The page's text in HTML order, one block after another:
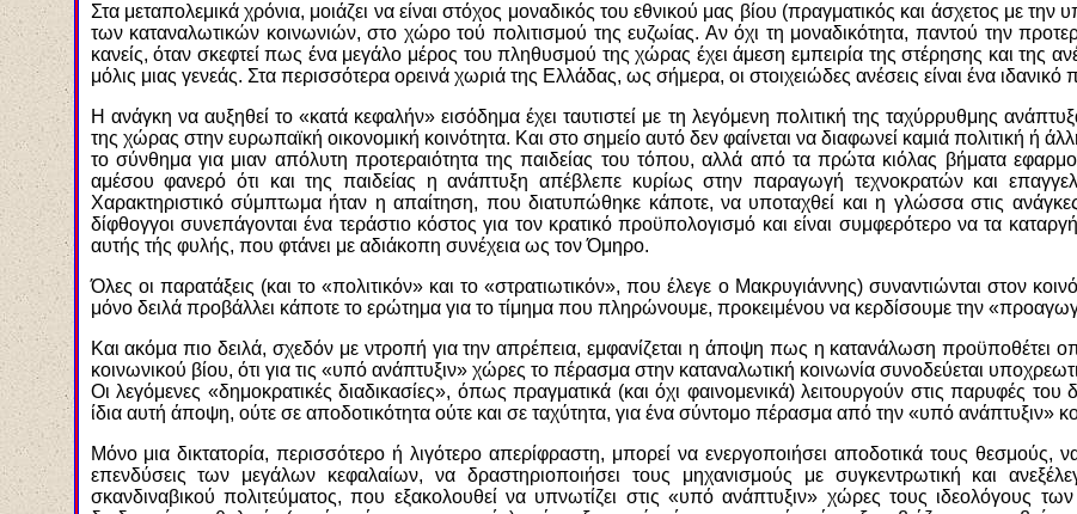
Στα μεταπολεμικά χρόνια, μοιάζει να είναι στόχος μοναδικός του εθνικού μας βίου (πραγματικός και άσχετος με
των καταναλωτικών κοινωνιών, στο χώρο τού πολιτισμού της ευζωίας. Αν όχι τη μοναδικότητα, παντού την
κανείς, όταν σκεφτεί πως ένα μεγάλο μέρος του πληθυσμού της χώρας έχει άμεση εμπειρία της στέρησης και της
μόλις μιας γενεάς. Στα περισσότερα ορεινά χωριά της Ελλάδας, ως σήμερα, οι στοιχειώδες ανέσεις είναι ένα ιδανικό
Η ανάγκη να αυξηθεί το «κατά κεφαλήν» εισόδημα έχει ταυτιστεί με τη λεγόμενη πολιτική της ταχύρρυθμης
της χώρας στην ευρωπαϊκή οικονομική κοινότητα. Και στο σημείο αυτό δεν φαίνεται να διαφωνεί καμιά πολιτική ή
το σύνθημα για μιαν απόλυτη προτεραιότητα της παιδείας του τόπου, αλλά από τα πρώτα κιόλας βήματα
αμέσου φανερό ότι και της παιδείας η ανάπτυξη απέβλεπε κυρίως στην παραγωγή τεχνοκρατών και
Χαρακτηριστικό σύμπτωμα ήταν η απαίτηση, που διατυπώθηκε κάποτε, να υποταχθεί και η γλώσσα στις
δίφθογγοι συνεπάγονται ένα τεράστιο κόστος για τον κρατικό προϋπολογισμό και είναι συμφερότερο να τα
αυτής τής φυλής, που φτάνει με αδιάκοπη συνέχεια ως τον Όμηρο.
Όλες οι παρατάξεις (και το «πολιτικόν» και το «στρατιωτικόν», που έλεγε ο Μακρυγιάννης) συναντιώνται στον
μόνο δειλά προβάλλει κάποτε το ερώτημα για το τίμημα που πληρώνουμε, προκειμένου να κερδίσουμε την
Και ακόμα πιο δειλά, σχεδόν με ντροπή για την απρέπεια, εμφανίζεται η άποψη πως η κατανάλωση προϋποθέτει
κοινωνικού βίου, ότι για τις «υπό ανάπτυξιν» χώρες το πέρασμα στην καταναλωτική κοινωνία συνοδεύεται
Οι λεγόμενες «δημοκρατικές διαδικασίες», όπως πραγματικά (και όχι φαινομενικά) λειτουργούν στις παρυφές
ίδια αυτή άποψη, ούτε σε αποδοτικότητα ούτε και σε ταχύτητα, για ένα σύντομο πέρασμα από την «υπό ανάπτυξιν»
Μόνο μια δικτατορία, περισσότερο ή λιγότερο απερίφραστη, μπορεί να ενεργοποιήσει αποδοτικά τους θεσμούς, να
επενδύσεις των μεγάλων κεφαλαίων, να δραστηριοποιήσει τους μηχανισμούς με συγκεντρωτική και
σκανδιναβικού πολιτεύματος, που εξακολουθεί να υπνωτίζει στις «υπό ανάπτυξιν» χώρες τους ιδεολόγους